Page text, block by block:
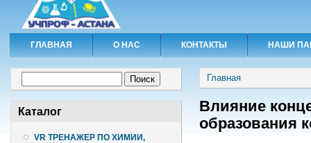
ГЛАВНАЯ О НАС КОНТАКТЫ НАШИ
Каталог
VR ТРЕНАЖЕР ПО ХИМИИ,
Вы здесь
Главная
Влияние
образования